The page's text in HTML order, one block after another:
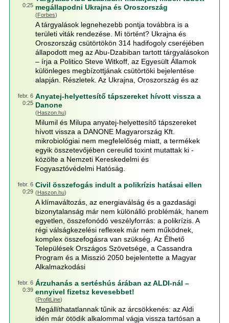
0:25 megállapodni Ukrajna és Oroszország
(Forbes)
A tárgyalások legnehezebb pontja továbbra is a
területi viták rendezése. Mi történt? Ukrajna és
Oroszország csütörtökön 314 hadifogoly cseréjében
állapodott meg az Abu-Dzabiban tartott tárgyalásokon
– írja a Politico Steve Witkoff, az Egyesült Államok
különleges megbízottjának csütörtöki bejelentése
alapján. Részletek. Az Ukrajna, Oroszország és az
febr. 6
0:25
Anyatej-helyettesítő tápszereket hívott vissza a
Danone
(Haszon.hu)
Milumil és Milupa anyatej-helyettesítő tápszereket
hívott vissza a DANONE Magyarország Kft.
mikrobiológiai nem megfelelőség miatt, a termékek
egyik összetevőjében cereulid toxint mutattak ki -
közölte a Nemzeti Kereskedelmi és
Fogyasztóvédelmi Hatóság.
febr. 6
0:29
Civil összefogás indult a polikrízis hatásai ellen
(Haszon.hu)
A klímaváltozás, az energiaválság és a gazdasági
bizonytalanság már nem különálló problémák, hanem
egyetlen, összefonódó veszélyforrás: a polikrízis. A
régi válságkezelési reflexek már nem működnek,
komplex összefogásra van szükség. Az Élhető
Települések Országos Szövetsége, a Cassandra
Program és a Misszió 2050 bejelentette a Magyar
Alkalmazkodási
febr. 6
0:39
Árzuhanás a sertéshús árában az ALDI-nál –
ennyivel fizetsz kevesebbet!
(ProfitLine)
Megállíthatatlannak tűnik az árcsökkenés: az Aldi
idén már ötödik alkalommal vágja vissza tartósan a